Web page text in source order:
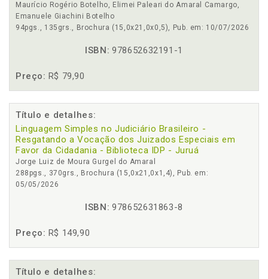
Maurício Rogério Botelho, Elimei Paleari do Amaral Camargo,
Emanuele Giachini Botelho
94pgs., 135grs., Brochura (15,0x21,0x0,5), Pub. em: 10/07/2026
ISBN: 978652632191-1
Preço: R$ 79,90
Título e detalhes:
Linguagem Simples no Judiciário Brasileiro -
Resgatando a Vocação dos Juizados Especiais em
Favor da Cidadania - Biblioteca IDP - Juruá
Jorge Luiz de Moura Gurgel do Amaral
288pgs., 370grs., Brochura (15,0x21,0x1,4), Pub. em:
05/05/2026
ISBN: 978652631863-8
Preço: R$ 149,90
Título e detalhes: